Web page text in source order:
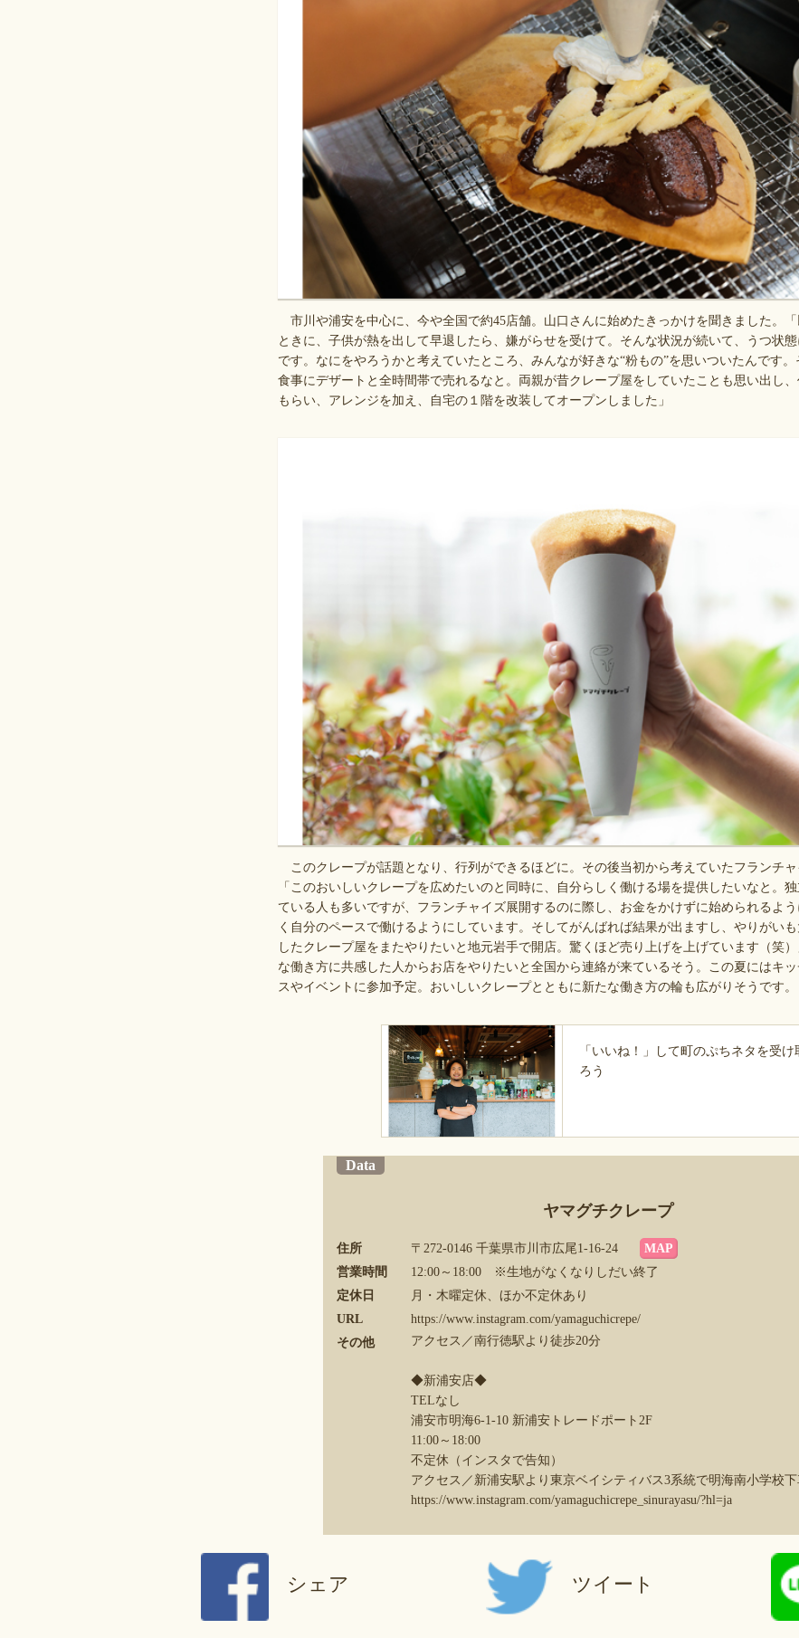
市川や浦安を中心に、今や全国で約45店舗。山口さんに始めたきっかけを聞きました。
ときに、子供が熱を出して早退したら、嫌がらせを受けて。そんな状況が続いて、うつ状
です。なにをやろうかと考えていたところ、みんなが好きな“粉もの”を思いついたんです。
食事にデザートと全時間帯で売れるなと。両親が昔クレープ屋をしていたことも思い出し
もらい、アレンジを加え、自宅の１階を改装してオープンしました」
このクレープが話題となり、行列ができるほどに。その後当初から考えていたフランチャ
「このおいしいクレープを広めたいのと同時に、自分らしく働ける場を提供したいなと。
ている人も多いですが、フランチャイズ展開するのに際し、お金をかけずに始められるよ
く自分のペースで働けるようにしています。そしてがんばれば結果が出ますし、やりがい
したクレープ屋をまたやりたいと地元岩手で開店。驚くほど売り上げを上げています（笑
な働き方に共感した人からお店をやりたいと全国から連絡が来ているそう。この夏にはキ
スやイベントに参加予定。おいしいクレープとともに新たな働き方の輪も広がりそうです。
「いいね！」して町のぷちネタを受け
ろう
Data
ヤマグチクレープ
住所 〒272-0146 千葉県市川市広尾1-16-24
MAP
営業時間
12:00～18:00 ※生地がなくなりしだい終了
定休日
月・木曜定休、ほか不定休あり
URL
https://www.instagram.com/yamaguchicrepe/
その他
アクセス／南行徳駅より徒歩20分
◆新浦安店◆
TELなし
浦安市明海6-1-10 新浦安トレードポート2F
11:00～18:00
不定休（インスタで告知）
アクセス／新浦安駅より東京ベイシティバス3系統で明海南小学校
https://www.instagram.com/yamaguchicrepe_sinurayasu/?hl=ja
シェア ツイート